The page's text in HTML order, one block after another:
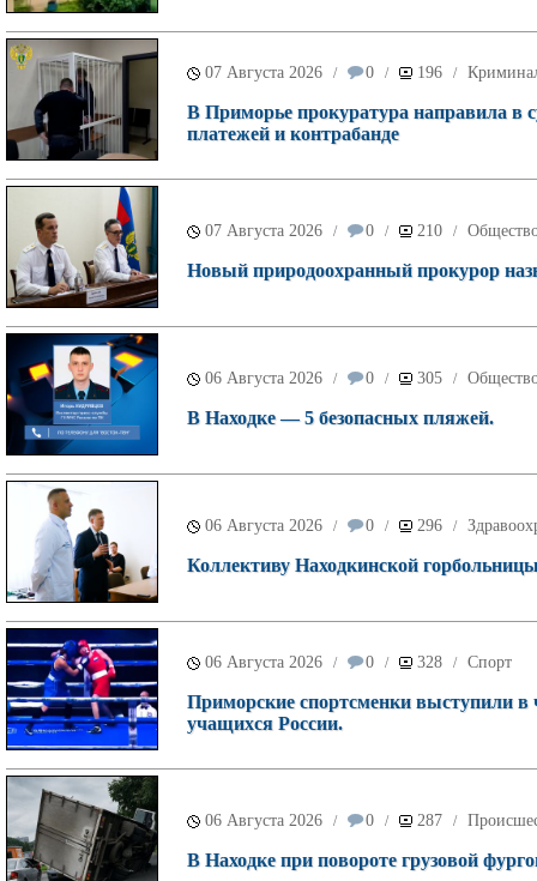
07 Августа 2026 / 0 / 196 /
В Приморье прокуратура направила в
платежей и контрабанде
07 Августа 2026 / 0 / 210 /
Новый природоохранный прокурор
06 Августа 2026 / 0 / 305 /
В Находке — 5 безопасных пляжей.
06 Августа 2026 / 0 / 296 /
Коллективу Находкинской
06 Августа 2026 / 0 / 328 / Спорт
Приморские спортсменки выступили в
учащихся России.
06 Августа 2026 / 0 / 287 /
В Находке при повороте грузовой